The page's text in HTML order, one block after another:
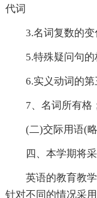
代词
3.名词复数的变
5.特殊疑问句
6.实义动词的第
7、名词所有格
(二)交际用语(
四、本学期将
英语的教育教
针对不同的情况采